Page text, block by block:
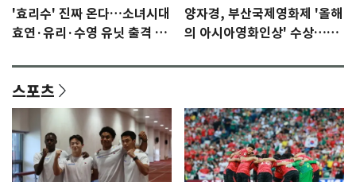
'효리수' 진짜 온다…소녀시대
효연·유리·수영 유닛 출격 [N
양자경, 부산국제영화제 '올해
의 아시아영화인상' 수상…15
스포츠